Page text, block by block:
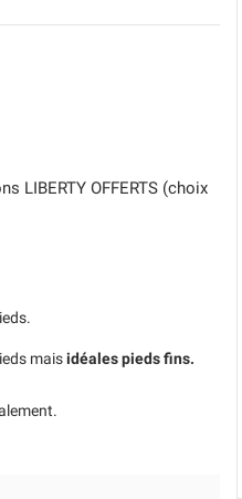
LIBERTY OFFERTS (choix
maisidéales pieds fins.